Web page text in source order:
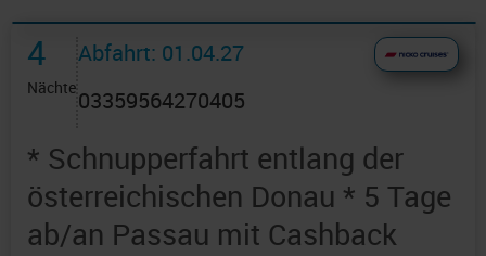
4
Nächte
Abfahrt: 01.04.27
03359564270405
* Schnupperfahrt entlang der
österreichischen Donau * 5 Tage
ab/an Passau mit Cashback